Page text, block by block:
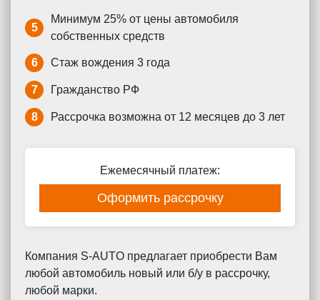
5
Минимум 25% от цены автомобиля
собственных средств
6 Стаж вождения 3 года
7 Гражданство РФ
8 Рассрочка возможна от 12 месяцев до 3 лет
Ежемесячный платеж:
Оформить рассрочку
Компания S-AUTO предлагает приобрести Вам
любой автомобиль новый или б/у в рассрочку,
любой марки.